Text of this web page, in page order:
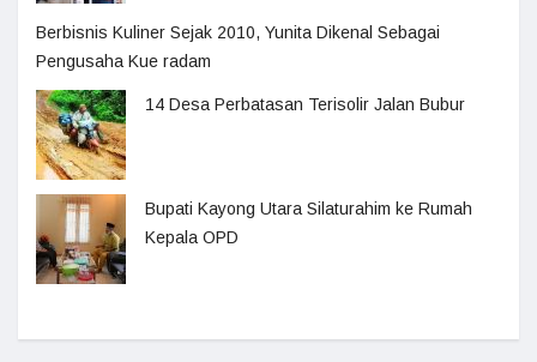
Berbisnis Kuliner Sejak 2010, Yunita Dikenal Sebagai
Pengusaha Kue radam
14 Desa Perbatasan Terisolir Jalan Bubur
Bupati Kayong Utara Silaturahim ke Rumah
Kepala OPD